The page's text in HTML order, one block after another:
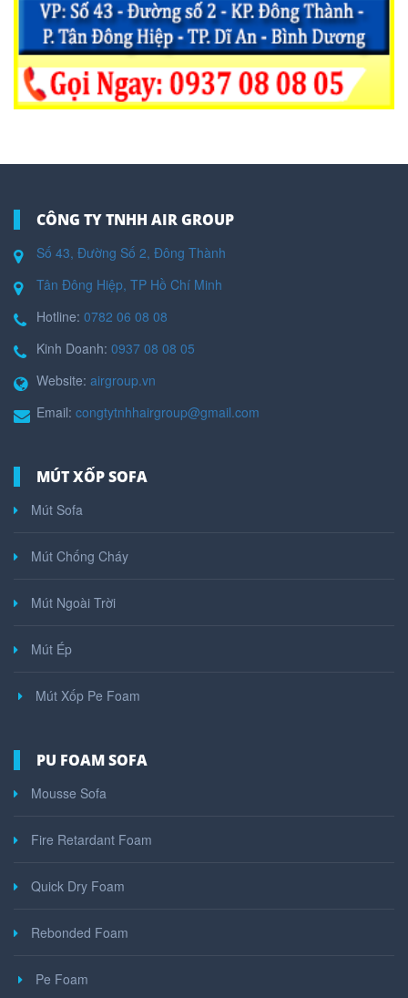
CÔNG TY TNHH AIR GROUP
Số 43, Đường Số 2, Đông Thành
Tân Đông Hiệp, TP Hồ Chí Minh
Hotline: 0782 06 08 08
Kinh Doanh: 0937 08 08 05
Website: airgroup.vn
Email: congtytnhhairgroup@gmail.com
MÚT XỐP SOFA
Mút Sofa
Mút Chống Cháy
Mút Ngoài Trời
Mút Ép
Mút Xốp Pe Foam
PU FOAM SOFA
Mousse Sofa
Fire Retardant Foam
Quick Dry Foam
Rebonded Foam
Pe Foam